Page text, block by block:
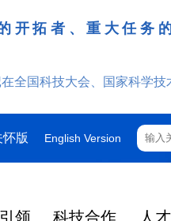
开拓者、重大任务
全国科技大会、国家科学技
怀版 English Version
领 科技合作 人